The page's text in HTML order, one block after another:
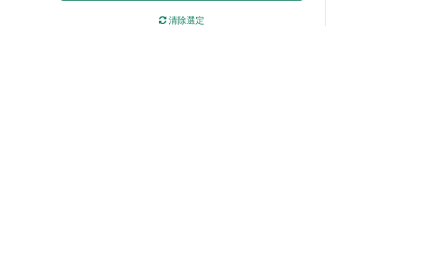
清除選定